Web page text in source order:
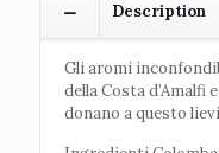
Description
Gli aromi
della Costa d’Amalfi
donano a questo